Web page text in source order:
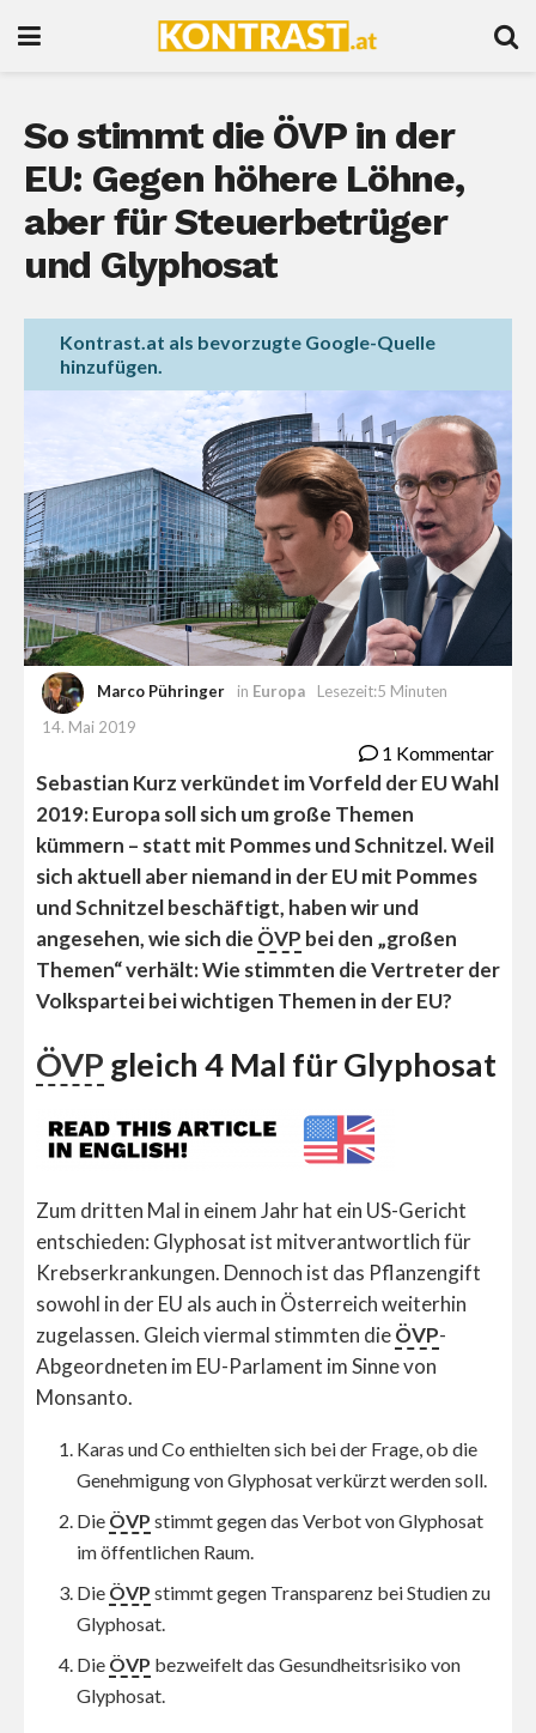
So stimmt die ÖVP in der
EU: Gegen höhere Löhne,
aber für Steuerbetrüger
und Glyphosat
Kontrast.at als bevorzugte Google-Quelle
hinzufügen.
Marco Pühringer in Europa
Lesezeit:5 Minuten
14. Mai 2019
1 Kommentar
Sebastian Kurz verkündet im Vorfeld der EU Wahl
2019: Europa soll sich um große Themen
kümmern – statt mit Pommes und Schnitzel. Weil
sich aktuell aber niemand in der EU mit Pommes
und Schnitzel beschäftigt, haben wir und
angesehen, wie sich die ÖVP bei den „großen
Themen“ verhält: Wie stimmten die Vertreter der
Volkspartei bei wichtigen Themen in der EU?
ÖVP gleich 4 Mal für Glyphosat
Zum dritten Mal in einem Jahr hat ein US-Gericht
entschieden: Glyphosat ist mitverantwortlich für
Krebserkrankungen. Dennoch ist das Pflanzengift
sowohl in der EU als auch in Österreich weiterhin
zugelassen. Gleich viermal stimmten dieÖVP-
Abgeordneten im EU-Parlament im Sinne von
Monsanto.
Karas und Co enthielten sich bei der Frage, ob die
Genehmigung von Glyphosat verkürzt werden soll.
Die ÖVP stimmt gegen das Verbot von Glyphosat
im öffentlichen Raum.
Die ÖVP stimmt gegen Transparenz bei Studien zu
Glyphosat.
Die ÖVP bezweifelt das Gesundheitsrisiko von
Glyphosat.